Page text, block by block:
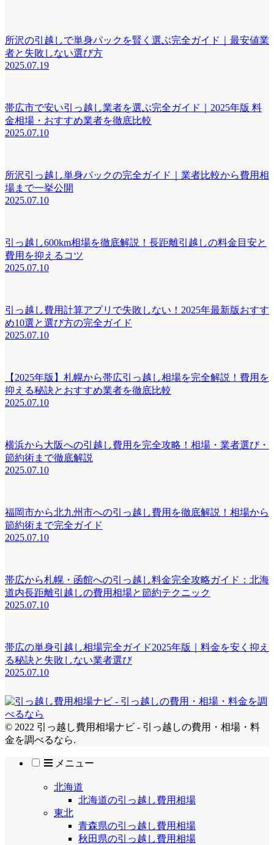
所沢の引越しで単身パックを賢く選ぶ完全ガイド｜最安値業
者と失敗しない選び方
2025.07.19
帯広市で安い引っ越し業者を選ぶ完全ガイド｜2025年版 料
金相場・おすすめ業者を徹底比較
2025.07.10
所沢引っ越し単身パックの完全ガイド｜業者比較から費用相
場まで一挙公開
2025.07.10
引っ越し600km相場を徹底解説！長距離引越しの料金目安と
費用を抑えるコツ
2025.07.10
引っ越し費用計算アプリで失敗しない！2025年最新版おすす
め10選と選び方の完全ガイド
2025.07.10
【2025年版】札幌から帯広引っ越し相場を完全解説！費用を
抑える秘訣とおすすめ業者を徹底比較
2025.07.10
横浜から大阪への引越し費用を完全攻略！相場・業者選び・
節約術まで徹底解説
2025.07.10
福岡市から北九州市への引っ越し費用を徹底解説！相場から
節約術まで完全ガイド
2025.07.10
帯広から札幌・函館への引っ越し料金完全攻略ガイド：北海
道内長距離引越しの費用相場と節約テクニック
2025.07.10
帯広の単身引越し相場完全ガイド2025年版｜料金を安く抑え
る秘訣と失敗しない業者選び
2025.07.10
© 2022 引っ越し費用相場ナビ - 引っ越しの費用・相場・料
金を調べるなら.
メニュー
北海道
北海道の引っ越し費用相場
東北
青森県の引っ越し費用相場
秋田県の引っ越し費用相場